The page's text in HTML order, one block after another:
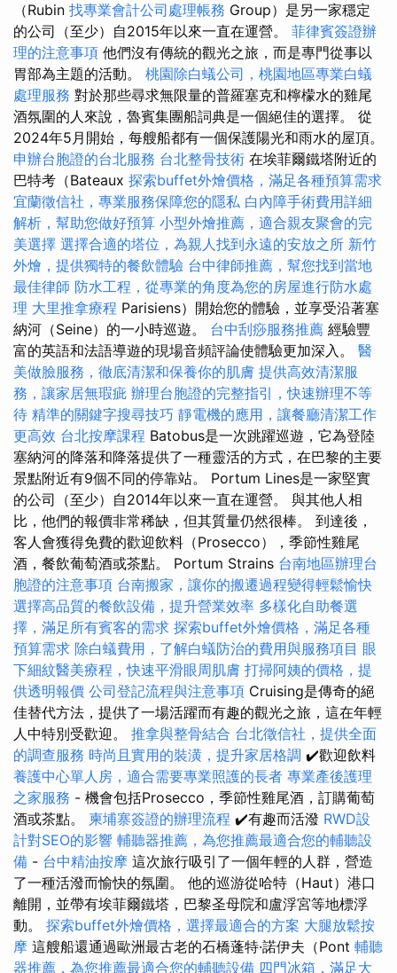
（Rubin 找專業會計公司處理帳務 Group）是另一家穩定
的公司（至少）自2015年以來一直在運營。 菲律賓簽證辦
理的注意事項 他們沒有傳統的觀光之旅，而是專門從事以
胃部為主題的活動。 桃園除白蟻公司，桃園地區專業白蟻
處理服務 對於那些尋求無限量的普羅塞克和檸檬水的雞尾
酒氛圍的人來說，魯賓集團船詞典是一個絕佳的選擇。 從
2024年5月開始，每艘船都有一個保護陽光和雨水的屋頂。
申辦台胞證的台北服務 台北整骨技術 在埃菲爾鐵塔附近的
巴特考（Bateaux 探索buffet外燴價格，滿足各種預算需求
宜蘭徵信社，專業服務保障您的隱私 白內障手術費用詳細
解析，幫助您做好預算 小型外燴推薦，適合親友聚會的完
美選擇 選擇合適的塔位，為親人找到永遠的安放之所 新竹
外燴，提供獨特的餐飲體驗 台中律師推薦，幫您找到當地
最佳律師 防水工程，從專業的角度為您的房屋進行防水處
理 大里推拿療程 Parisiens）開始您的體驗，並享受沿著塞
納河（Seine）的一小時巡遊。 台中刮痧服務推薦 經驗豐
富的英語和法語導遊的現場音頻評論使體驗更加深入。 醫
美做臉服務，徹底清潔和保養你的肌膚 提供高效清潔服
務，讓家居無瑕疵 辦理台胞證的完整指引，快速辦理不等
待 精準的關鍵字搜尋技巧 靜電機的應用，讓餐廳清潔工作
更高效 台北按摩課程 Batobus是一次跳躍巡遊，它為登陸
塞納河的降落和降落提供了一種靈活的方式，在巴黎的主要
景點附近有9個不同的停靠站。 Portum Lines是一家堅實
的公司（至少）自2014年以來一直在運營。 與其他人相
比，他們的報價非常稀缺，但其質量仍然很棒。 到達後，
客人會獲得免費的歡迎飲料（Prosecco），季節性雞尾
酒，餐飲葡萄酒或茶點。 Portum Strains 台南地區辦理台
胞證的注意事項 台南搬家，讓你的搬遷過程變得輕鬆愉快
選擇高品質的餐飲設備，提升營業效率 多樣化自助餐選
擇，滿足所有賓客的需求 探索buffet外燴價格，滿足各種
預算需求 除白蟻費用，了解白蟻防治的費用與服務項目 眼
下細紋醫美療程，快速平滑眼周肌膚 打掃阿姨的價格，提
供透明報價 公司登記流程與注意事項 Cruising是傳奇的絕
佳替代方法，提供了一場活躍而有趣的觀光之旅，這在年輕
人中特別受歡迎。 推拿與整骨結合 台北徵信社，提供全面
的調查服務 時尚且實用的裝潢，提升家居格調 ✔️歡迎飲料
養護中心單人房，適合需要專業照護的長者 專業產後護理
之家服務 - 機會包括Prosecco，季節性雞尾酒，訂購葡萄
酒或茶點。 柬埔寨簽證的辦理流程 ✔️有趣而活潑 RWD設
計對SEO的影響 輔聽器推薦，為您推薦最適合您的輔聽設
備 - 台中精油按摩 這次旅行吸引了一個年輕的人群，營造
了一種活潑而愉快的氛圍。 他的巡游從哈特（Haut）港口
離開，並帶有埃菲爾鐵塔，巴黎圣母院和盧浮宮等地標浮
動。 探索buffet外燴價格，選擇最適合的方案 大腿放鬆按
摩 這艘船還通過歐洲最古老的石橋蓬特·諾伊夫（Pont 輔聽
器推薦，為您推薦最適合您的輔聽設備 四門冰箱，滿足大